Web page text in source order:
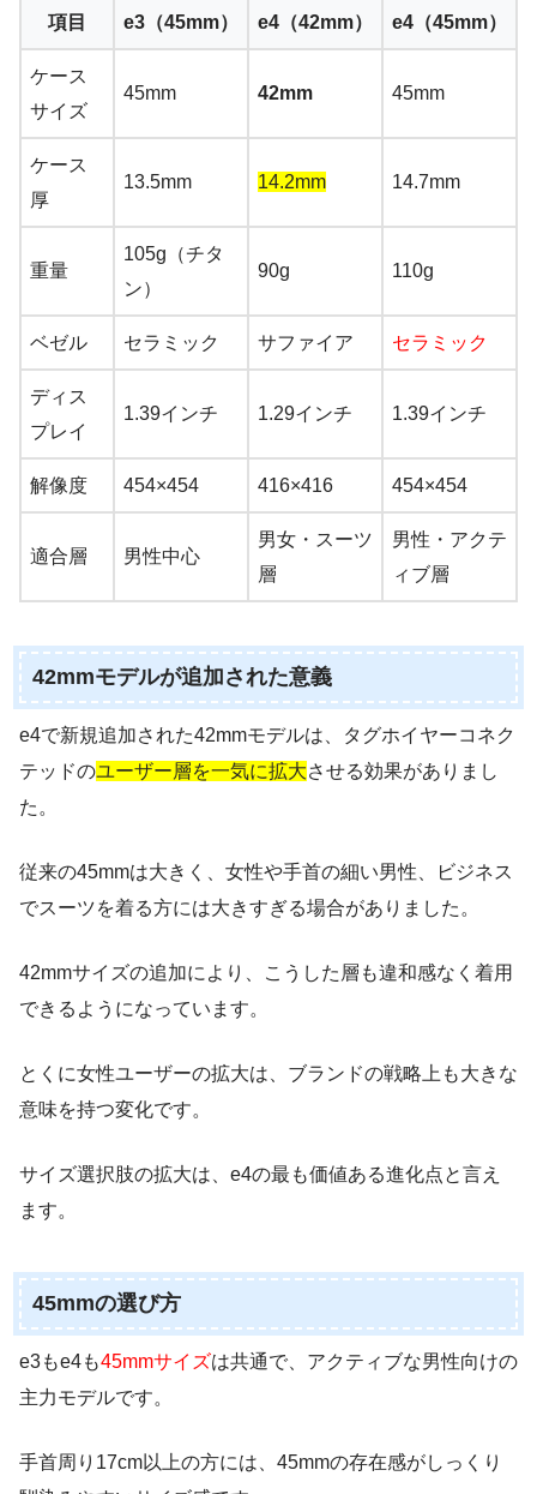
項目 e3（45mm） e4（42mm） e4（45mm）
ケース
サイズ
45mm 42mm 45mm
ケース
厚
13.5mm 14.2mm 14.7mm
重量
105g（チタ
ン）
90g 110g
ベゼル セラミック サファイア セラミック
ディス
プレイ
1.39インチ 1.29インチ 1.39インチ
解像度 454×454 416×416 454×454
適合層 男性中心
男女・スーツ
層
男性・アクテ
ィブ層
42mmモデルが追加された意義
e4で新規追加された42mmモデルは、タグホイヤーコネク
テッドのユーザー層を一気に拡大させる効果がありまし
た。
従来の45mmは大きく、女性や手首の細い男性、ビジネス
でスーツを着る方には大きすぎる場合がありました。
42mmサイズの追加により、こうした層も違和感なく着用
できるようになっています。
とくに女性ユーザーの拡大は、ブランドの戦略上も大きな
意味を持つ変化です。
サイズ選択肢の拡大は、e4の最も価値ある進化点と言え
ます。
45mmの選び方
e3もe4も45mmサイズは共通で、アクティブな男性向けの
主力モデルです。
手首周り17cm以上の方には、45mmの存在感がしっくり